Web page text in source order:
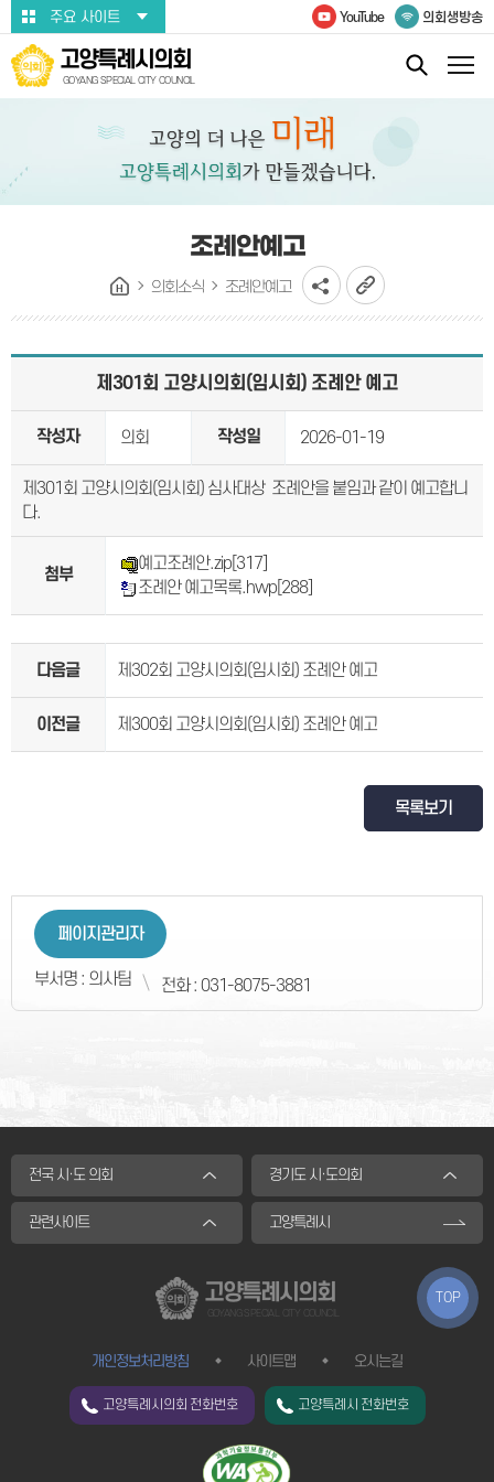
본문바로가기주요 사이트 YouTube 의회생방송
고양특례시의회
GOYANG SPECIAL CITY COUNCIL
조례안예고
의회소식 조례안예고
제301회 고양시의회(임시회) 조례안 예고
작성자 의회 작성일 2026-01-19
제301회 고양시의회(임시회) 심사대상 조례안을 붙임과 같이 예고합니
다.
첨부
예고조례안.zip [317]
조례안 예고목록.hwp [288]
다음글 제302회 고양시의회(임시회) 조례안 예고
이전글 제300회 고양시의회(임시회) 조례안 예고
목록보기
페이지관리자
부서명 : 의사팀 전화 : 031-8075-3881
TOP
전국 시·도 의회 경기도 시·도의회
관련사이트 고양특례시
고양특례시의회
GOYANG SPECIAL CITY COUNCIL
개인정보처리방침 사이트맵 오시는길
고양특례시의회 전화번호 고양특례시 전화번호